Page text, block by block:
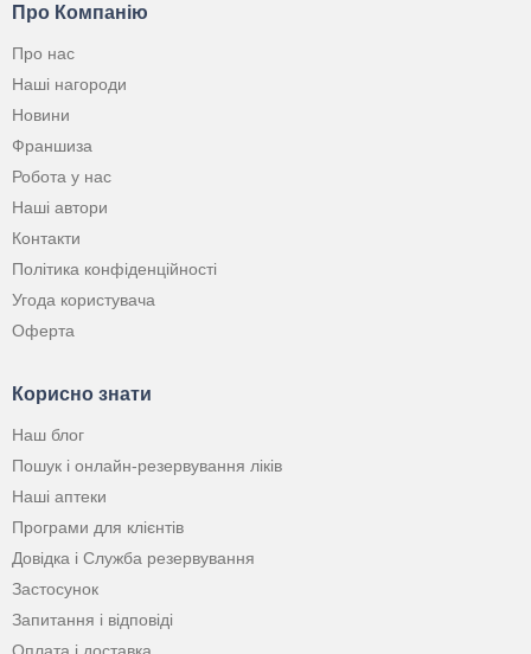
Про Компанію
Про нас
Наші нагороди
Новини
Франшиза
Робота у нас
Наші автори
Контакти
Політика конфіденційності
Угода користувача
Оферта
Корисно знати
Наш блог
Пошук і онлайн-резервування ліків
Наші аптеки
Програми для клієнтів
Довідка і Служба резервування
Застосунок
Запитання і відповіді
Оплата і доставка